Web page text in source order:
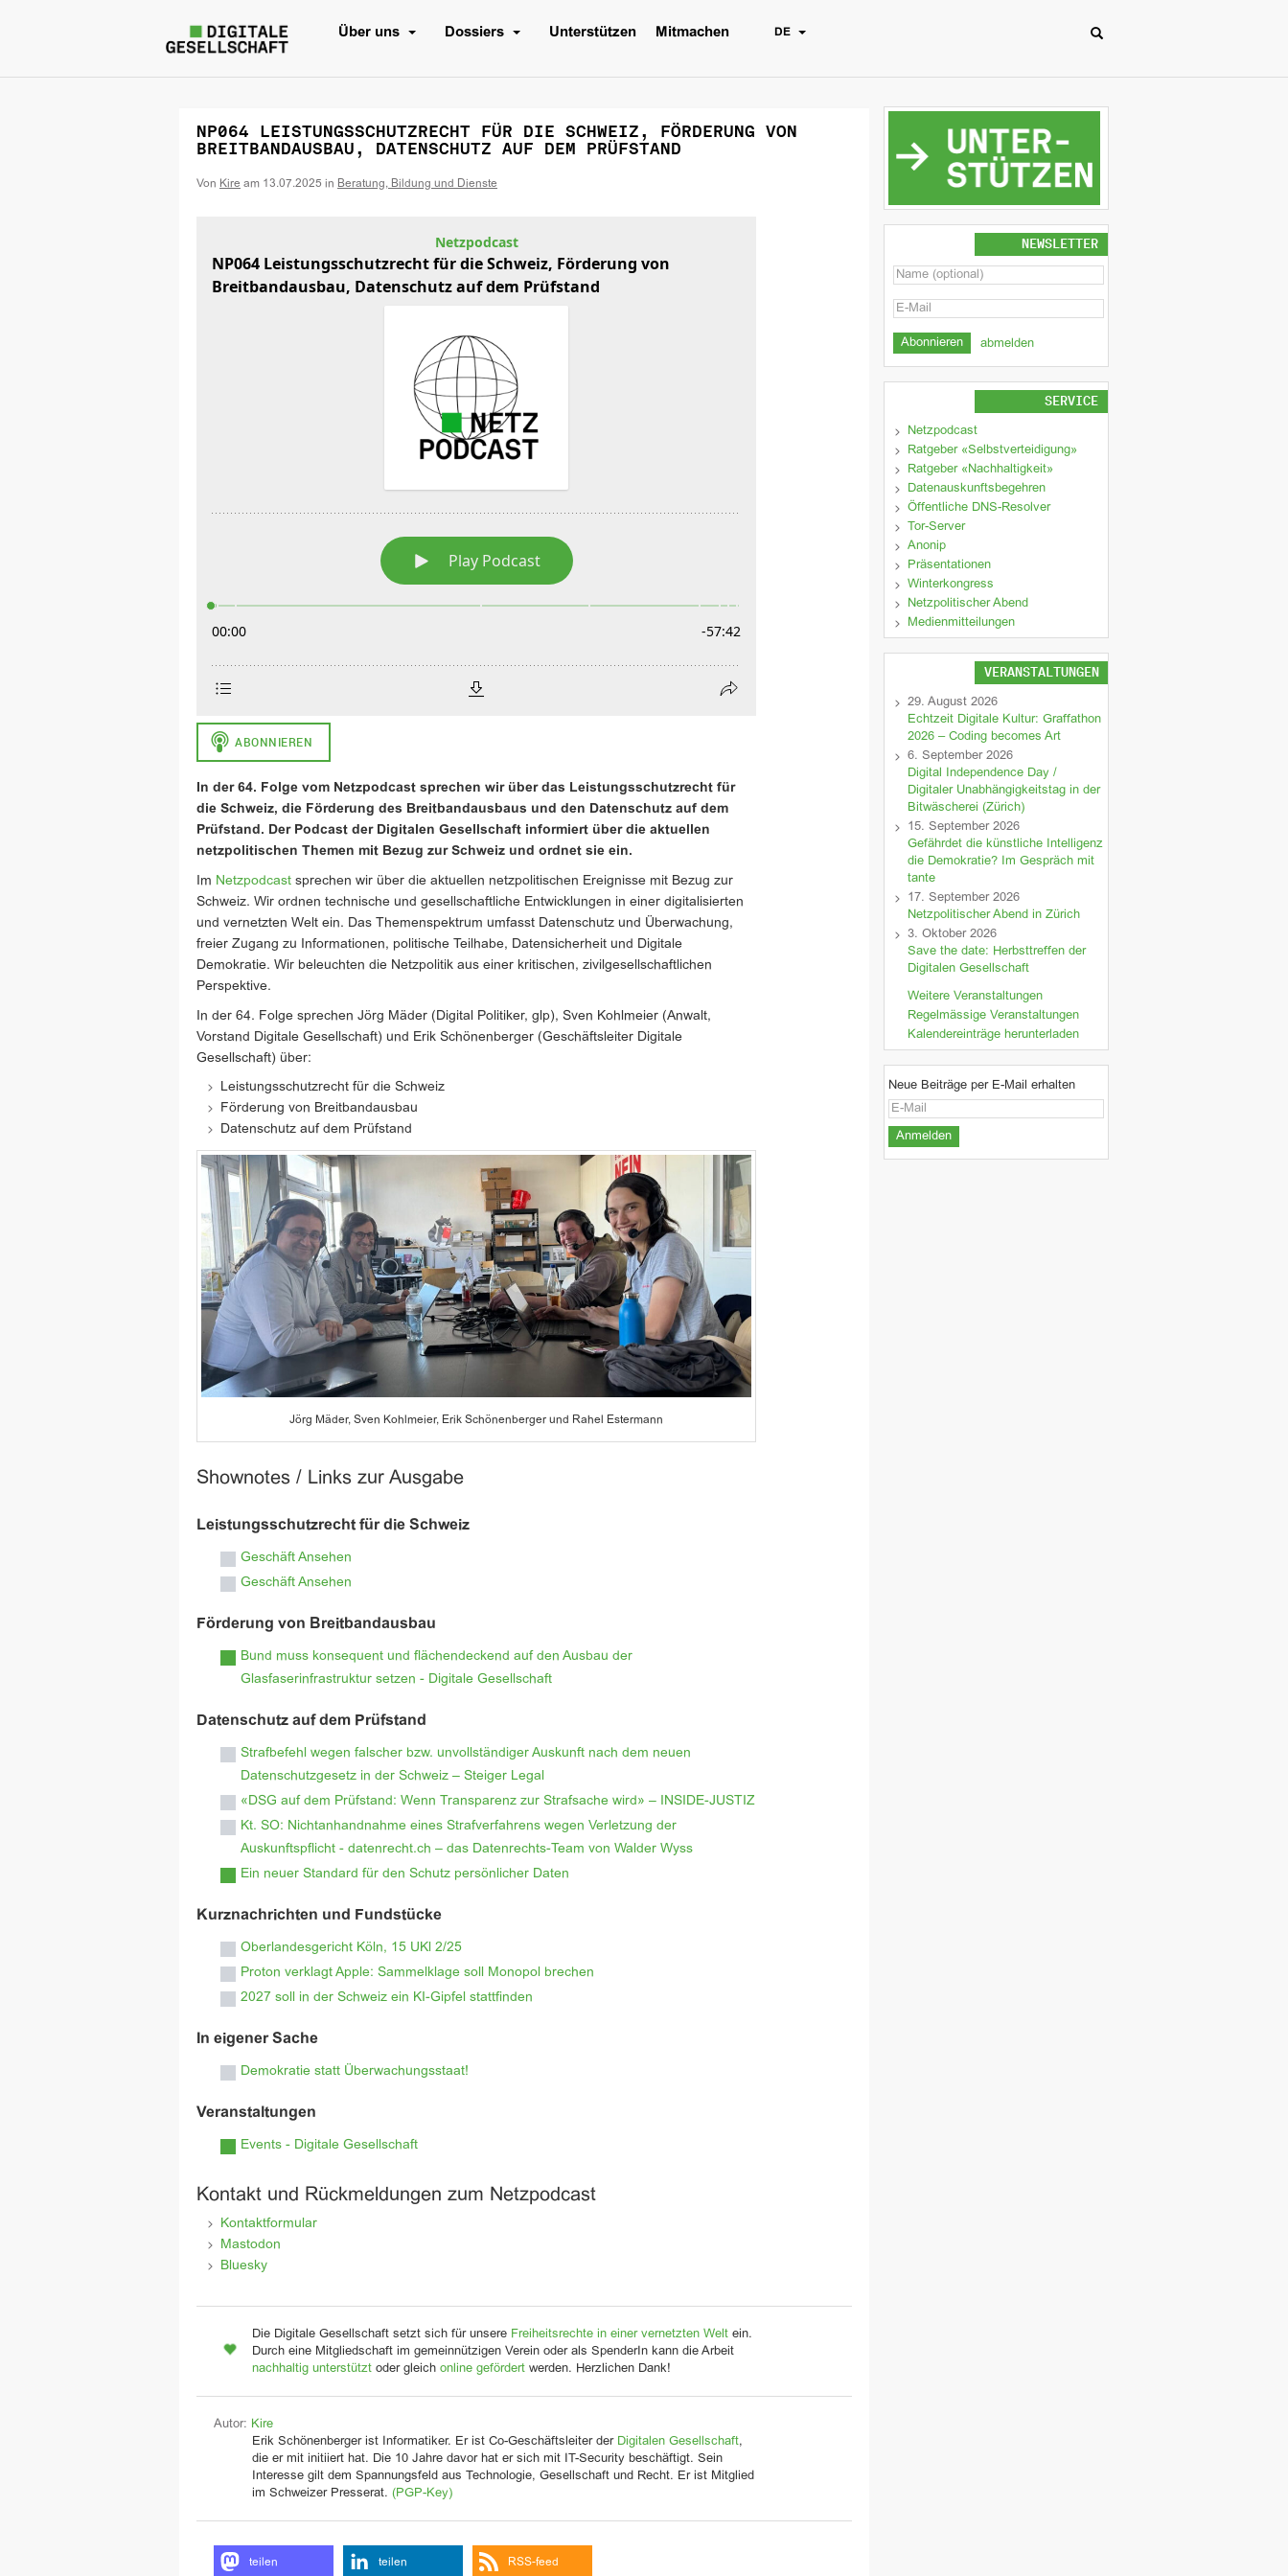
Über uns Dossiers Unterstützen Mitmachen DE
NP064 LEISTUNGSSCHUTZRECHT FÜR DIE SCHWEIZ, FÖRDERUNG VON
BREITBANDAUSBAU, DATENSCHUTZ AUF DEM PRÜFSTAND
Von Kire am 13.07.2025 in Beratung, Bildung und Dienste
In der 64. Folge vom Netzpodcast sprechen wir über das Leistungsschutzrecht für
die Schweiz, die Förderung des Breitbandausbaus und den Datenschutz auf dem
Prüfstand. Der Podcast der Digitalen Gesellschaft informiert über die aktuellen
netzpolitischen Themen mit Bezug zur Schweiz und ordnet sie ein.
Im Netzpodcast sprechen wir über die aktuellen netzpolitischen Ereignisse mit Bezug zur
Schweiz. Wir ordnen technische und gesellschaftliche Entwicklungen in einer digitalisierten
und vernetzten Welt ein. Das Themenspektrum umfasst Datenschutz und Überwachung,
freier Zugang zu Informationen, politische Teilhabe, Datensicherheit und Digitale
Demokratie. Wir beleuchten die Netzpolitik aus einer kritischen, zivilgesellschaftlichen
Perspektive.
In der 64. Folge sprechen Jörg Mäder (Digital Politiker, glp), Sven Kohlmeier (Anwalt,
Vorstand Digitale Gesellschaft) und Erik Schönenberger (Geschäftsleiter Digitale
Gesellschaft) über:
Leistungsschutzrecht für die Schweiz
Förderung von Breitbandausbau
Datenschutz auf dem Prüfstand
Jörg Mäder, Sven Kohlmeier, Erik Schönenberger und Rahel Estermann
Shownotes / Links zur Ausgabe
Leistungsschutzrecht für die Schweiz
Geschäft Ansehen
Geschäft Ansehen
Förderung von Breitbandausbau
Bund muss konsequent und flächendeckend auf den Ausbau der
Glasfaserinfrastruktur setzen - Digitale Gesellschaft
Datenschutz auf dem Prüfstand
Strafbefehl wegen falscher bzw. unvollständiger Auskunft nach dem neuen
Datenschutzgesetz in der Schweiz – Steiger Legal
«DSG auf dem Prüfstand: Wenn Transparenz zur Strafsache wird» – INSIDE-JUSTIZ
Kt. SO: Nichtanhandnahme eines Strafverfahrens wegen Verletzung der
Auskunftspflicht - datenrecht.ch – das Datenrechts-Team von Walder Wyss
Ein neuer Standard für den Schutz persönlicher Daten
Kurznachrichten und Fundstücke
Oberlandesgericht Köln, 15 UKl 2/25
Proton verklagt Apple: Sammelklage soll Monopol brechen
2027 soll in der Schweiz ein KI-Gipfel stattfinden
In eigener Sache
Demokratie statt Überwachungsstaat!
Veranstaltungen
Events - Digitale Gesellschaft
Kontakt und Rückmeldungen zum Netzpodcast
Kontaktformular
Mastodon
Bluesky
Die Digitale Gesellschaft setzt sich für unsere Freiheitsrechte in einer vernetzten Welt ein.
Durch eine Mitgliedschaft im gemeinnützigen Verein oder als SpenderIn kann die Arbeit
nachhaltig unterstützt oder gleich online gefördert werden. Herzlichen Dank!
Autor: Kire
Erik Schönenberger ist Informatiker. Er ist Co-Geschäftsleiter der Digitalen Gesellschaft,
die er mit initiiert hat. Die 10 Jahre davor hat er sich mit IT-Security beschäftigt. Sein
Interesse gilt dem Spannungsfeld aus Technologie, Gesellschaft und Recht. Er ist Mitglied
im Schweizer Presserat. (PGP-Key)
teilen teilen RSS-feed
NEWSLETTER
abmelden
SERVICE
Netzpodcast
Ratgeber «Selbstverteidigung»
Ratgeber «Nachhaltigkeit»
Datenauskunftsbegehren
Öffentliche DNS-Resolver
Tor-Server
Anonip
Präsentationen
Winterkongress
Netzpolitischer Abend
Medienmitteilungen
VERANSTALTUNGEN
29. August 2026
Echtzeit Digitale Kultur: Graffathon
2026 – Coding becomes Art
6. September 2026
Digital Independence Day /
Digitaler Unabhängigkeitstag in der
Bitwäscherei (Zürich)
15. September 2026
Gefährdet die künstliche Intelligenz
die Demokratie? Im Gespräch mit
tante
17. September 2026
Netzpolitischer Abend in Zürich
3. Oktober 2026
Save the date: Herbsttreffen der
Digitalen Gesellschaft
Weitere Veranstaltungen
Regelmässige Veranstaltungen
Kalendereinträge herunterladen
Neue Beiträge per E-Mail erhalten